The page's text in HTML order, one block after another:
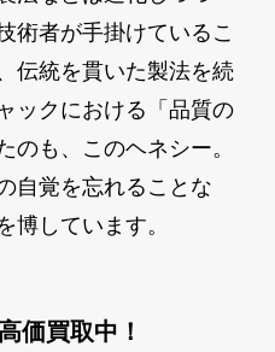
術者が手掛けているこ
伝統を貫いた製法を続
ックにおける「品質の
のも、このヘネシー。
自覚を忘れることな
博しています。
価買取中！